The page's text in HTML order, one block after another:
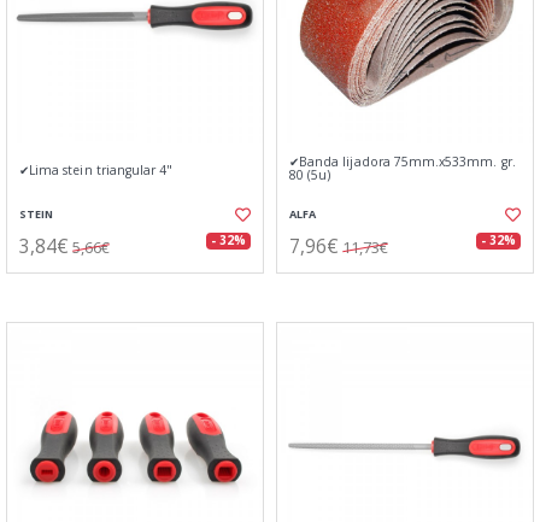
✔Lima stein triangular 4"
STEIN
3,84€ 5,66€ - 32%
✔Banda lijadora 75mm.x533mm. gr.
80 (5u)
ALFA
7,96€ 11,73€ - 32%